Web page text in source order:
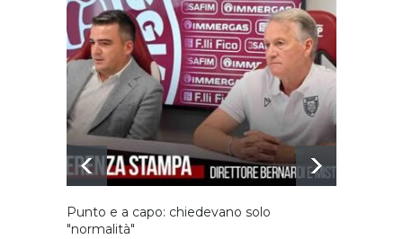
Punto e a capo: chiedevano solo
"normalità"